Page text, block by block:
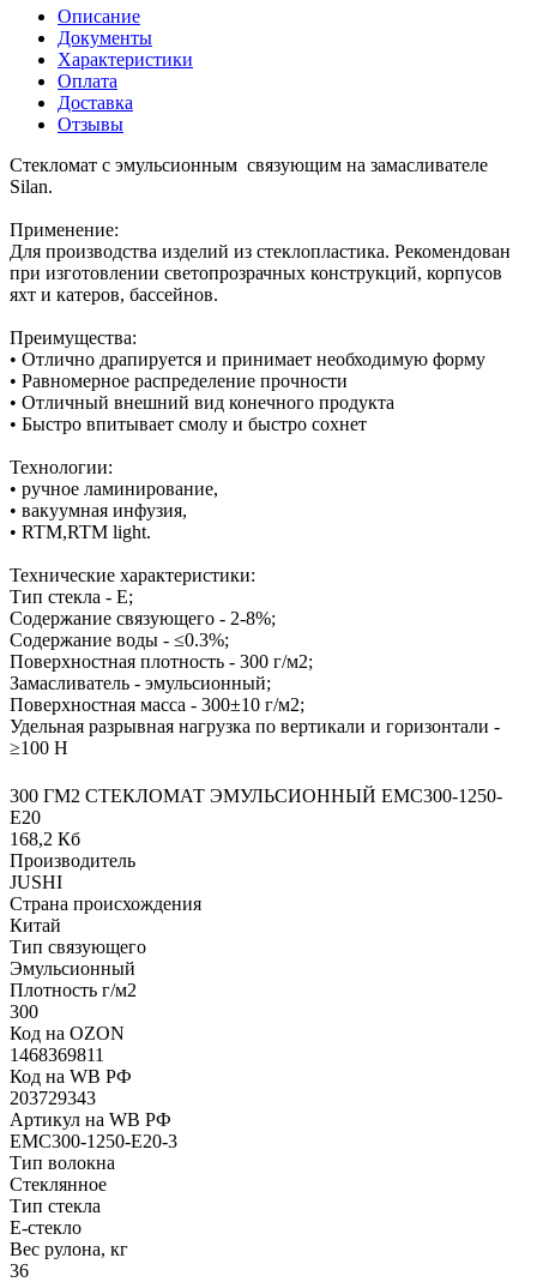
Описание
Документы
Характеристики
Оплата
Доставка
Отзывы
Стекломат с эмульсионным связующим на замасливателе
Silan.
Применение:
Для производства изделий из стеклопластика. Рекомендован
при изготовлении светопрозрачных конструкций, корпусов
яхт и катеров, бассейнов.
Преимущества:
• Отлично драпируется и принимает необходимую форму
• Равномерное распределение прочности
• Отличный внешний вид конечного продукта
• Быстро впитывает смолу и быстро сохнет
Технологии:
• ручное ламинирование,
• вакуумная инфузия,
• RTM,RTM light.
Технические характеристики:
Тип стекла - Е;
Содержание связующего - 2-8%;
Содержание воды - ≤0.3%;
Поверхностная плотность - 300 г/м2;
Замасливатель - эмульсионный;
Поверхностная масса - 300±10 г/м2;
Удельная разрывная нагрузка по вертикали и горизонтали -
≥100 Н
300 ГМ2 СТЕКЛОМАТ ЭМУЛЬСИОННЫЙ EMC300-1250-
Е20
168,2 Кб
Производитель
JUSHI
Страна происхождения
Китай
Тип связующего
Эмульсионный
Плотность г/м2
300
Код на OZON
1468369811
Код на WB РФ
203729343
Артикул на WB РФ
EMC300-1250-E20-3
Тип волокна
Стеклянное
Тип стекла
Е-стекло
Вес рулона, кг
36